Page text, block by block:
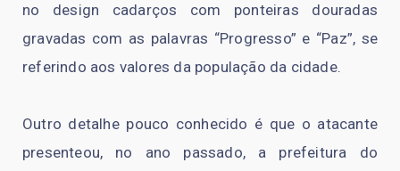
no design cadarços com ponteiras douradas
gravadas com as palavras “Progresso” e “Paz”, se
referindo aos valores da população da cidade.
Outro detalhe pouco conhecido é que o atacante
presenteou, no ano passado, a prefeitura do